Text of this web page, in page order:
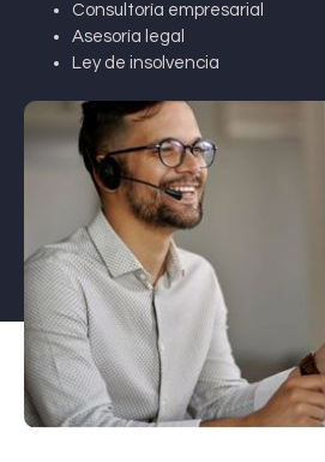
Consultoría empresarial
Asesoría legal
Ley de insolvencia